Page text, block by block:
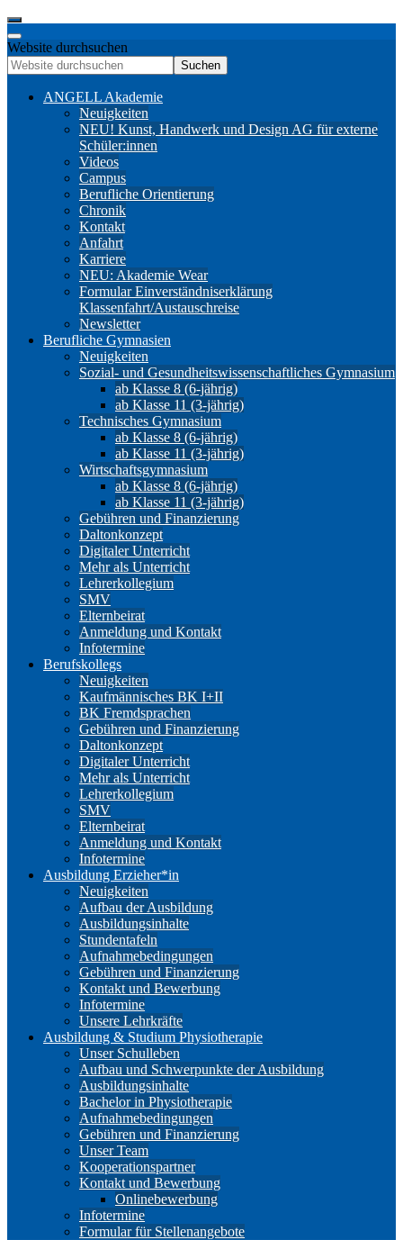
Website durchsuchen
Suchen
ANGELL Akademie
Neuigkeiten
NEU! Kunst, Handwerk und Design AG für externe
Schüler:innen
Videos
Campus
Berufliche Orientierung
Chronik
Kontakt
Anfahrt
Karriere
NEU: Akademie Wear
Formular Einverständniserklärung
Klassenfahrt/Austauschreise
Newsletter
Berufliche Gymnasien
Neuigkeiten
Sozial- und Gesundheitswissenschaftliches Gymnasium
ab Klasse 8 (6-jährig)
ab Klasse 11 (3-jährig)
Technisches Gymnasium
ab Klasse 8 (6-jährig)
ab Klasse 11 (3-jährig)
Wirtschaftsgymnasium
ab Klasse 8 (6-jährig)
ab Klasse 11 (3-jährig)
Gebühren und Finanzierung
Daltonkonzept
Digitaler Unterricht
Mehr als Unterricht
Lehrerkollegium
SMV
Elternbeirat
Anmeldung und Kontakt
Infotermine
Berufskollegs
Neuigkeiten
Kaufmännisches BK I+II
BK Fremdsprachen
Gebühren und Finanzierung
Daltonkonzept
Digitaler Unterricht
Mehr als Unterricht
Lehrerkollegium
SMV
Elternbeirat
Anmeldung und Kontakt
Infotermine
Ausbildung Erzieher*in
Neuigkeiten
Aufbau der Ausbildung
Ausbildungsinhalte
Stundentafeln
Aufnahmebedingungen
Gebühren und Finanzierung
Kontakt und Bewerbung
Infotermine
Unsere Lehrkräfte
Ausbildung & Studium Physiotherapie
Unser Schulleben
Aufbau und Schwerpunkte der Ausbildung
Ausbildungsinhalte
Bachelor in Physiotherapie
Aufnahmebedingungen
Gebühren und Finanzierung
Unser Team
Kooperationspartner
Kontakt und Bewerbung
Onlinebewerbung
Infotermine
Formular für Stellenangebote